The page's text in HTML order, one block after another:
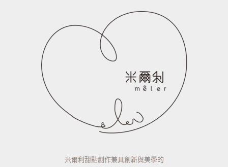
米爾利甜點創作兼具創新與美學的